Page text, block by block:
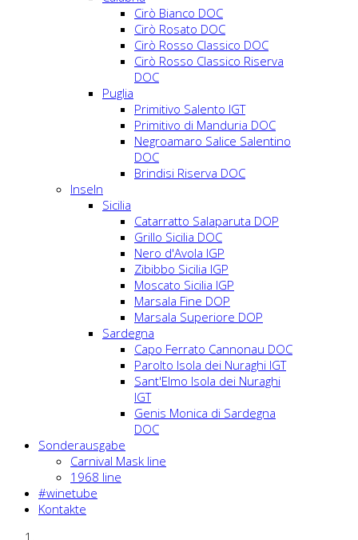
Cirò Bianco DOC
Cirò Rosato DOC
Cirò Rosso Classico DOC
Cirò Rosso Classico Riserva
DOC
Puglia
Primitivo Salento IGT
Primitivo di Manduria DOC
Negroamaro Salice Salentino
DOC
Brindisi Riserva DOC
Inseln
Sicilia
Catarratto Salaparuta DOP
Grillo Sicilia DOC
Nero d'Avola IGP
Zibibbo Sicilia IGP
Moscato Sicilia IGP
Marsala Fine DOP
Marsala Superiore DOP
Sardegna
Capo Ferrato Cannonau DOC
Parolto Isola dei Nuraghi IGT
Sant'Elmo Isola dei Nuraghi
IGT
Genis Monica di Sardegna
DOC
Sonderausgabe
Carnival Mask line
1968 line
#winetube
Kontakte